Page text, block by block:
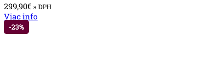
299,90€ s DPH
Viac info
-23%